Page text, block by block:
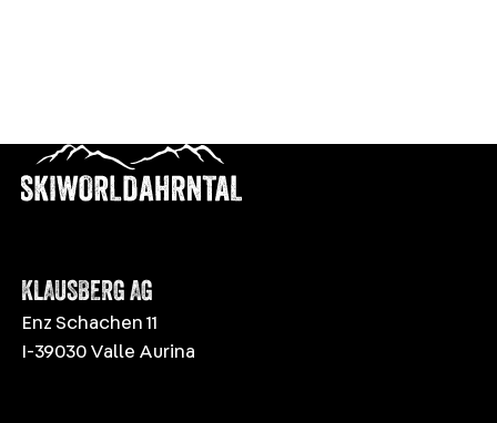
KLAUSBERG AG
Enz Schachen 11
I-39030 Valle Aurina